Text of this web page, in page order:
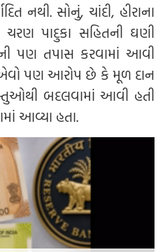
નથી. સોનું, ચાંદી, હીરાના
ચરણ પાદુકા સહિતની ઘણી
પણ તપાસ કરવામાં આવી
પણ આરોપ છે કે મૂળ દાન
બદલવામાં આવી હતી
આવ્યા હતા.